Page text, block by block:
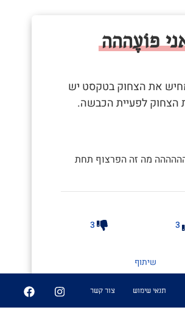
פוֹעֶההה
את הצחוק בטקסט יש
הצחוק לפעיית הכבשה.
מה זה הפרצוף תחת
3
3
שיתוף
תנאי שימוש צור קשר